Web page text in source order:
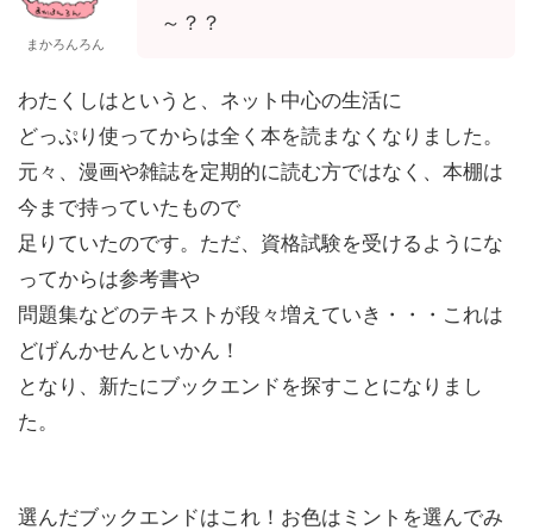
まかろんろん
～？？
わたくしはというと、ネット中心の生活に
どっぷり使ってからは全く本を読まなくなりました。
元々、漫画や雑誌を定期的に読む方ではなく、本棚は
今まで持っていたもので
足りていたのです。ただ、資格試験を受けるようにな
ってからは参考書や
問題集などのテキストが段々増えていき・・・これは
どげんかせんといかん！
となり、新たにブックエンドを探すことになりまし
た。
選んだブックエンドはこれ！お色はミントを選んでみ